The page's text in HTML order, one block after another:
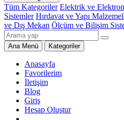
Tüm Kategoriler Elektrik ve
Sistemler Hırdavat ve Yapı
ve Dış Mekan Ölçüm ve Bilişim
Ana Menü Kategoriler
Anasayfa
Favorilerim
İletişim
Blog
Giriş
Hesap Oluştur